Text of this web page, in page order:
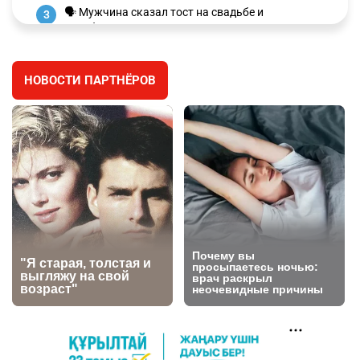
3
🗣 Мужчина сказал тост на свадьбе и
заработал уголовное дело
⚠️ Доброе утро, друзья! Предлагаем обзор
главных новостей за 4 августа
2744 0 1
5
🗣Глава государства направил телеграмму
соболезнования родным и близким Халық
қаһарманы Ивана Гапича
2735 2 42
6
🇫🇷 Клуб ПСЖ объявил об открытии своей
футбольной академии в Астане
🚗 Казахстанцев убедили оформить
автокредиты за вознаграждение
НОВОСТИ ПАРТНЁРОВ